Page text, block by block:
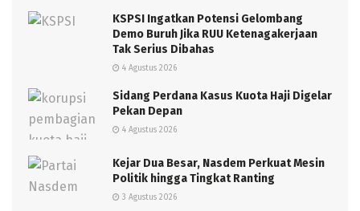
KSPSI Ingatkan Potensi Gelombang
Demo Buruh Jika RUU Ketenagakerjaan
Tak Serius Dibahas
4 Agustus 2026
Sidang Perdana Kasus Kuota Haji Digelar
Pekan Depan
4 Agustus 2026
Kejar Dua Besar, Nasdem Perkuat Mesin
Politik hingga Tingkat Ranting
3 Agustus 2026